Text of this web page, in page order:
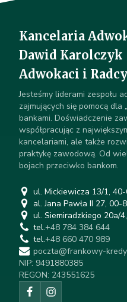
Kancelaria
Dawid Karolczyk
Adwokaci i
Jesteśmy liderami zespołu
zajmujących się pomocą
bankami. Doświadczenie
współpracując z
kancelariami, ale także
praktykę zawodową. Od
bojach przeciwko bankom.
ul. Mickiewicza 13/1,
al. Jana Pawła II 27,
ul. Siemiradzkiego 20a/
tel.+48 784 384 644
tel.+48 660 470 989
poczta@frankowy-
NIP: 9491880385
REGON: 243551625